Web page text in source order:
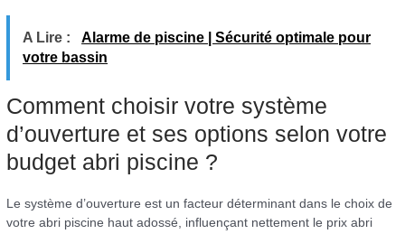
A Lire :
Alarme de piscine | Sécurité optimale pour
votre bassin
Comment choisir votre système
d’ouverture et ses options selon votre
budget abri piscine ?
Le système d’ouverture est un facteur déterminant dans le choix de
votre abri piscine haut adossé, influençant nettement le prix abri